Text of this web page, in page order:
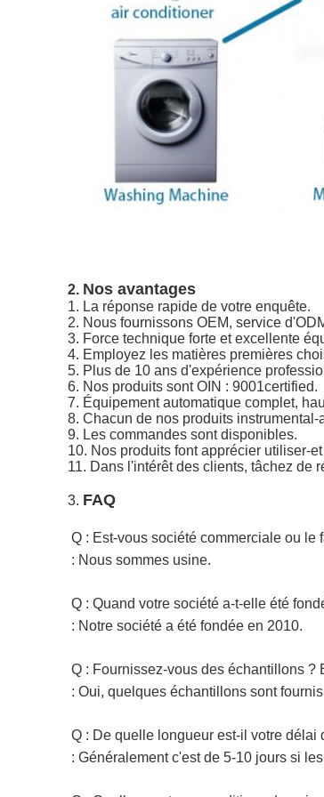
2. Nos avantages
1. La réponse rapide de votre enquête.
2. Nous fournissons OEM, service
3. Force technique forte et excellente
4. Employez les matières premières
5. Plus de 10 ans d'expérience
6. Nos produits sont OIN : 9001certified.
7. Équipement automatique complet,
8. Chacun de nos produits
9. Les commandes sont disponibles.
10. Nos produits font apprécier utiliser-
11. Dans l'intérêt des clients, tâchez de
3. FAQ
Q : Est-vous société commerciale ou le
: Nous sommes usine.
Q : Quand votre société a-t-elle été
: Notre société a été fondée en 2010.
Q : Fournissez-vous des échantillons
: Oui, quelques échantillons sont
Q : De quelle longueur est-il votre délai
: Généralement c'est de 5-10 jours si